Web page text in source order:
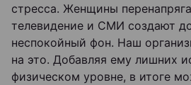
стресса. Женщины
телевидение и СМИ создают
неспокойный фон. Наш
на это. Добавляя ему лишних
физическом уровне, в итоге